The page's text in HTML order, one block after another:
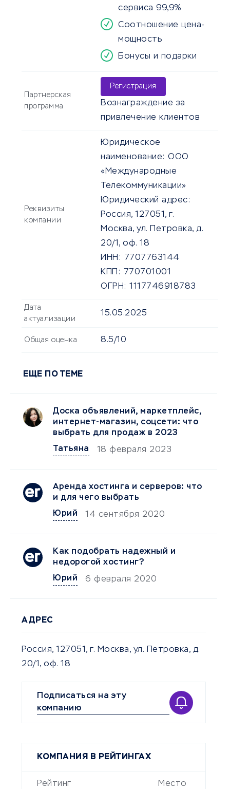
сервиса 99,9%
Соотношение цена-
мощность
Бонусы и подарки
Партнерская
программа
Регистрация
Вознаграждение за
привлечение клиентов
Реквизиты
компании
Юридическое
наименование: ООО
«Международные
Телекоммуникации»
Юридический адрес:
Россия, 127051, г.
Москва, ул. Петровка, д.
20/1, оф. 18
ИНН:
7707763144
КПП:
770701001
ОГРН: 1117746918783
Дата
актуализации
15.05.2025
Общая оценка 8.5/10
ЕЩЕ ПО ТЕМЕ
Доска объявлений, маркетплейс,
интернет-магазин, соцсети: что
выбрать для продаж в 2023
Татьяна
18 февраля 2023
Аренда хостинга и серверов: что
и для чего выбрать
Юрий
14 сентября 2020
Как подобрать надежный и
недорогой хостинг?
Юрий
6 февраля 2020
АДРЕС
Россия, 127051, г. Москва, ул. Петровка, д.
20/1, оф. 18
Подписаться на эту
компанию
КОМПАНИЯ В РЕЙТИНГАХ
Рейтинг Место